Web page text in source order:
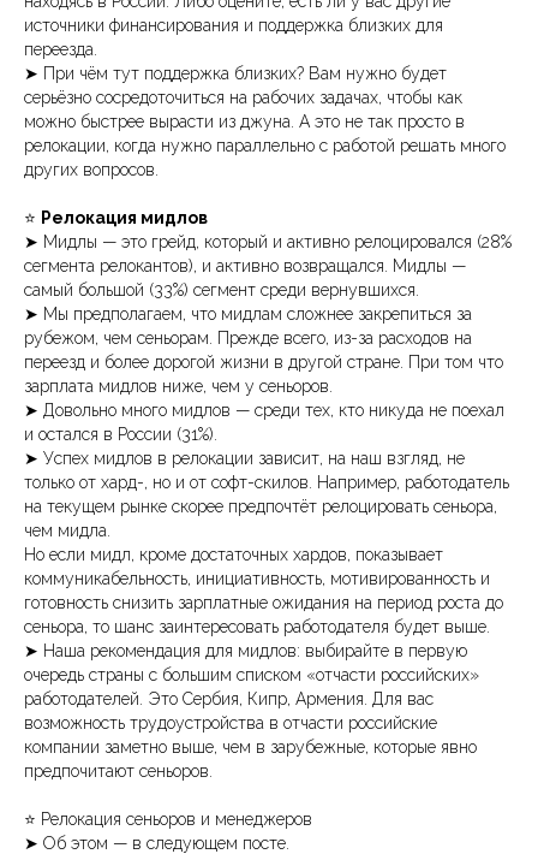
источники финансирования и поддержка близких для
переезда.
➤ При чём тут поддержка близких? Вам нужно будет
серьёзно сосредоточиться на рабочих задачах, чтобы как
можно быстрее вырасти из джуна. А это не так просто в
релокации, когда нужно параллельно с работой решать много
других вопросов.
⭐️ Релокация мидлов
➤ Мидлы — это грейд, который и активно релоцировался (28%
сегмента релокантов), и активно возвращался. Мидлы —
самый большой (33%) сегмент среди вернувшихся.
➤ Мы предполагаем, что мидлам сложнее закрепиться за
рубежом, чем сеньорам. Прежде всего, из-за расходов на
переезд и более дорогой жизни в другой стране. При том что
зарплата мидлов ниже, чем у сеньоров.
➤ Довольно много мидлов — среди тех, кто никуда не поехал
и остался в России (31%).
➤ Успех мидлов в релокации зависит, на наш взгляд, не
только от хард-, но и от софт-скилов. Например, работодатель
на текущем рынке скорее предпочтёт релоцировать сеньора,
чем мидла.
Но если мидл, кроме достаточных хардов, показывает
коммуникабельность, инициативность, мотивированность и
готовность снизить зарплатные ожидания на период роста до
сеньора, то шанс заинтересовать работодателя будет выше.
➤ Наша рекомендация для мидлов: выбирайте в первую
очередь страны с большим списком «отчасти российских»
работодателей. Это Сербия, Кипр, Армения. Для вас
возможность трудоустройства в отчасти российские
компании заметно выше, чем в зарубежные, которые явно
предпочитают сеньоров.
⭐️ Релокация сеньоров и менеджеров
➤ Об этом — в следующем посте.